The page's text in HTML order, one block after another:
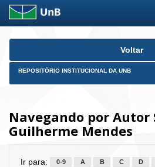
Skip
Voltar
REPOSITÓRIO INSTITUCIONAL DA UNB
Navegando por Autor
Guilherme Mendes
Ir para: 0-9 A B C D